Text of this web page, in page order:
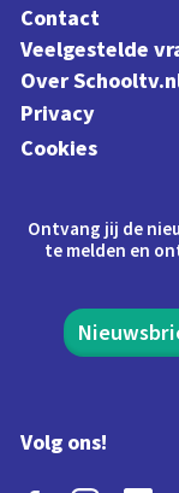
Contact
Veelgestelde
Over
Privacy
Cookies
Ontvang jij de
te melden en
Volg ons!